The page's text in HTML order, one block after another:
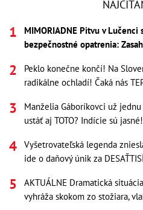
MIMORIADNE Pitvu v Lučenci
bezpečnostné opatrenia:
Peklo konečne končí! Na
radikálne ochladí! Čaká nás
Manželia Gáboríkovci už
ustáť aj TOTO? Indície sú jasné!
Vyšetrovateľská legenda
ide o daňový únik za
AKTUÁLNE Dramatická
vyhráža skokom zo stožiara,